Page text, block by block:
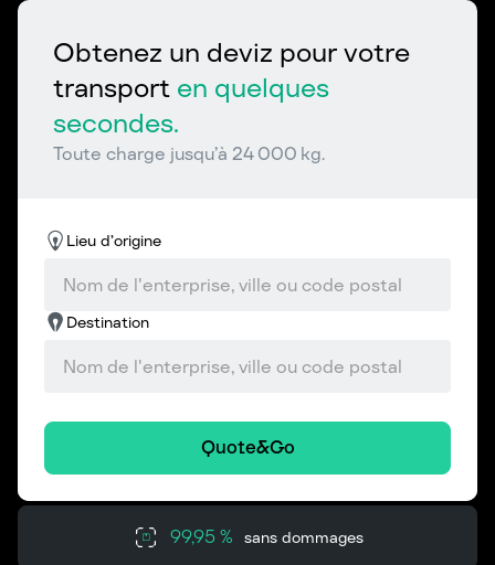
Obtenez un deviz pour votre
transport en quelques
secondes.
Toute charge jusqu’à 24 000 kg.
Lieu d’origine
Destination
Quote&Go
99,95 % sans dommages